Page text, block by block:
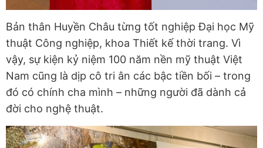
Bản thân Huyền Châu từng tốt nghiệp Đại học Mỹ
thuật Công nghiệp, khoa Thiết kế thời trang. Vì
vậy, sự kiện kỷ niệm 100 năm nền mỹ thuật Việt
Nam cũng là dịp cô tri ân các bậc tiền bối – trong
đó có chính cha mình – những người đã dành cả
đời cho nghệ thuật.